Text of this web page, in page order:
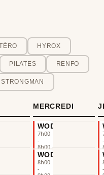
HYROX
PILATES RENFO
STRONGMAN
MERCREDI
WOD
7h00
-
8h00
Alexane
WOD
8h00
-
-
-